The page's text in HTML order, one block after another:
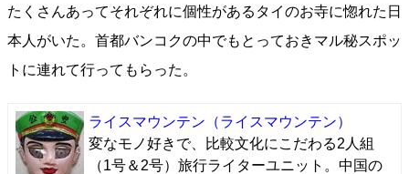
たくさんあってそれぞれに個性があるタイのお寺に惚れた日
本人がいた。首都バンコクの中でもとっておきマル秘スポッ
トに連れて行ってもらった。
ライスマウンテン （ライスマウンテン）
変なモノ好きで、比較文化にこだわる2人組
（1号＆2号）旅行ライターユニット。中国の